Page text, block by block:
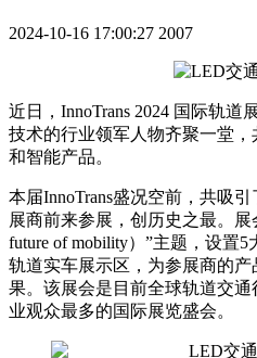
2024-10-16 17:00:27 2007
近日，InnoTrans 2024 国际轨道
技术的行业领军人物齐聚一堂
和智能产品。
本届InnoTrans盛况空前，共吸
展商前来参展，创历史之最。
future of mobility）”主题，设置
轨道实车展示区，为参展商的
果。该展会是目前全球轨道交
业观众最多的国际展览盛会。